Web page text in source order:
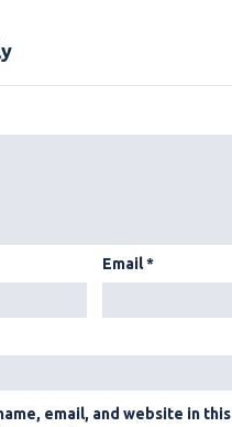
Email*
email, and website in this